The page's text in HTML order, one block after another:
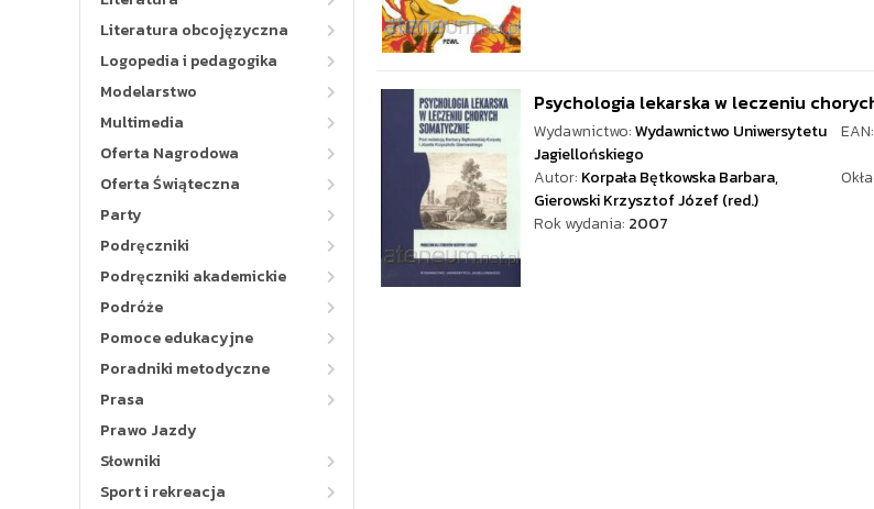
Literatura obcojęzyczna
Logopedia i pedagogika
Modelarstwo
Multimedia
Oferta Nagrodowa
Oferta Świąteczna
Party
Podręczniki
Podręczniki akademickie
Podróże
Pomoce edukacyjne
Poradniki metodyczne
Prasa
Prawo Jazdy
Słowniki
Sport i rekreacja
Psychologia lekarska w leczeniu
Wydawnictwo:Wydawnictwo Uniwersytetu
Jagiellońskiego
EAN:
Autor: Korpała Bętkowska Barbara,
Gierowski Krzysztof Józef (red.)
Rok wydania: 2007